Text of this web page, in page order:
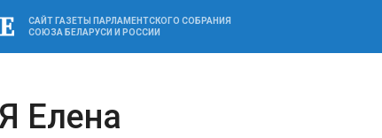
САЙТ ГАЗЕТЫ ПАРЛАМЕНТСКОГО СОБРАНИЯ
СОЮЗА БЕЛАРУСИ И РОССИИ
Елена